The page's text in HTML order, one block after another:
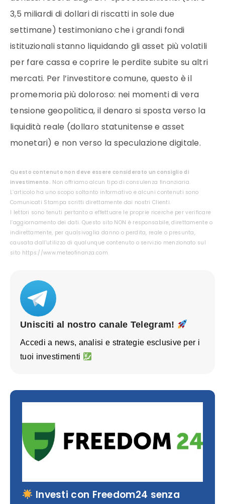
3,5 miliardi di dollari di riscatti in sole due
settimane) testimoniano che i grandi fondi
istituzionali stanno liquidando gli asset più volatili
per fare cassa e coprire le perdite subite su altri
mercati. Per l’investitore comune, questo è il
promemoria più doloroso: nei momenti di vera
tensione geopolitica, il denaro si sposta verso la
liquidità reale (dollaro statunitense e asset
monetari) e non verso la speculazione digitale.
Questo contenuto non deve essere considerato un consiglio di
investimento. Non offriamo alcun tipo di consulenza finanziaria.
L’articolo ha uno scopo soltanto informativo e alcuni contenuti sono
Comunicati Stampa scritti direttamente dai nostri Clienti.
I lettori sono tenuti pertanto a effettuare le proprie ricerche per verificare
l’aggiornamento dei dati. Questo sito NON è responsabile, direttamente o
indirettamente, per qualsivoglia danno o perdita, reale o presunta,
causata dall'utilizzo di qualunque contenuto o servizio menzionato sul
sito https://www.meteofinanza.com.
Unisciti al nostro canale Telegram!
Accedi a news, analisi e strategie esclusive per i
tuoi investimenti
Investi con Freedom24 senza